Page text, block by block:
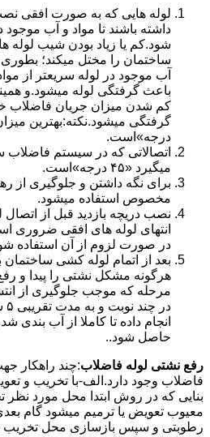
لوله هایی که به صورت افقی
داشته باشند تا مواد و آب
شود.کم یا زیاد بودن شیب
ساختمان را مختل میکند؛
آب موجود در لوله سریعتر از
باعث گرفتگی لوله میشود.و
کم شدن میزان جریان فاضلاب
درجه»است.
اتصالاتی که در سیستم فاضلاب
میگیرد «۴۵ درجه»است.
برای نگه داشتن و جلوگیری از
مخصوص استفاده میشود.
نصب دریچه بازدید قبل از اتصال
انتهای لوله های افقی ضروری
در صورت لزوم از آن استفاده
بعد از اتمام لوله کشی ساختمان
هرگونه مشکل نشتی را پیدا و
مرحله که موجب جلوگیری از
انجام داده تا کاملا از آب
حاصل شود..
رفع نشتی لوله فاضلاب:چند راهکار
فاضلاب وجود دارد.الف-با تخریب و
بنایی که در روش ابتدا محل مورد
معیوب تعویض یا ترمیم میشود گام
رطوبتی و سپس بازسازی محل تخریب